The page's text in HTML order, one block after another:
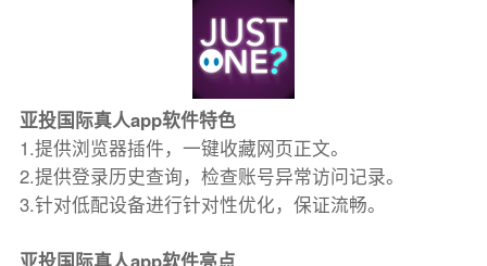
亚投国际真人app软件特色
1.提供浏览器插件，一键收藏网页正文。
2.提供登录历史查询，检查账号异常访问记录。
3.针对低配设备进行针对性优化，保证流畅。